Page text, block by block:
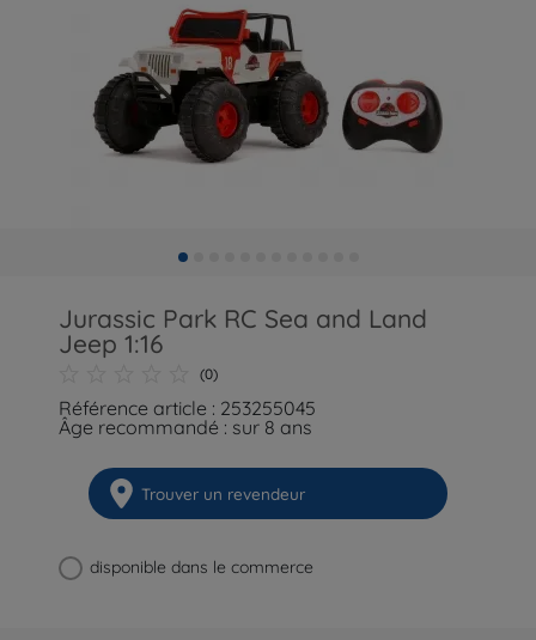
Jurassic Park RC Sea and Land
Jeep 1:16
(0)
Référence article : 253255045
Âge recommandé : sur 8 ans
Trouver un revendeur
disponible dans le commerce